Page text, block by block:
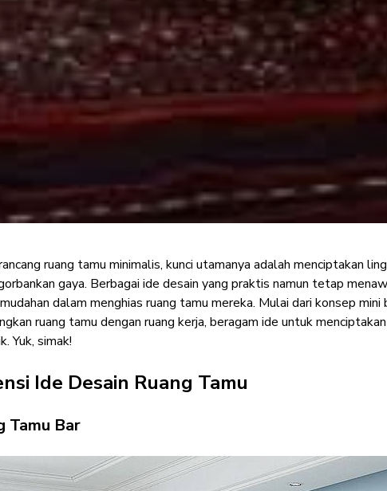
Minimalis, Kesan
Nyaman
ruang tamu minimalis, kunci utamanya adalah menciptakan
gaya. Berbagai ide desain yang praktis namun tetap
dalam menghias ruang tamu mereka. Mulai dari konsep
ruang tamu dengan ruang kerja, beragam ide untuk
Yuk, simak!
Ide Desain Ruang Tamu
Tamu Bar